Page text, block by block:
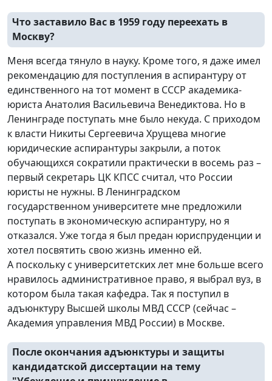
Что заставило Вас в 1959 году переехать в
Москву?
Меня всегда тянуло в науку. Кроме того, я даже имел
рекомендацию для поступления в аспирантуру от
единственного на тот момент в СССР академика-
юриста Анатолия Васильевича Венедиктова. Но в
Ленинграде поступать мне было некуда. С приходом
к власти Никиты Сергеевича Хрущева многие
юридические аспирантуры закрыли, а поток
обучающихся сократили практически в восемь раз –
первый секретарь ЦК КПСС считал, что России
юристы не нужны. В Ленинградском
государственном университете мне предложили
поступать в экономическую аспирантуру, но я
отказался. Уже тогда я был предан юриспруденции и
хотел посвятить свою жизнь именно ей.
А поскольку с университетских лет мне больше всего
нравилось административное право, я выбрал вуз, в
котором была такая кафедра. Так я поступил в
адъюнктуру Высшей школы МВД СССР (сейчас –
Академия управления МВД России) в Москве.
После окончания адъюнктуры и защиты
кандидатской диссертации на тему